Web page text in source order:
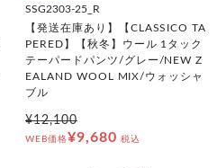
SSG2303-25_R
【発送在庫あり】【CLASSICO TA
PERED】【秋冬】ウール 1タック
テーパードパンツ/グレー/NEW Z
EALAND WOOL MIX/ウォッシャ
ブル
¥12,100
WEB価格¥9,680 税込